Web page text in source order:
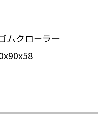
ムクローラー